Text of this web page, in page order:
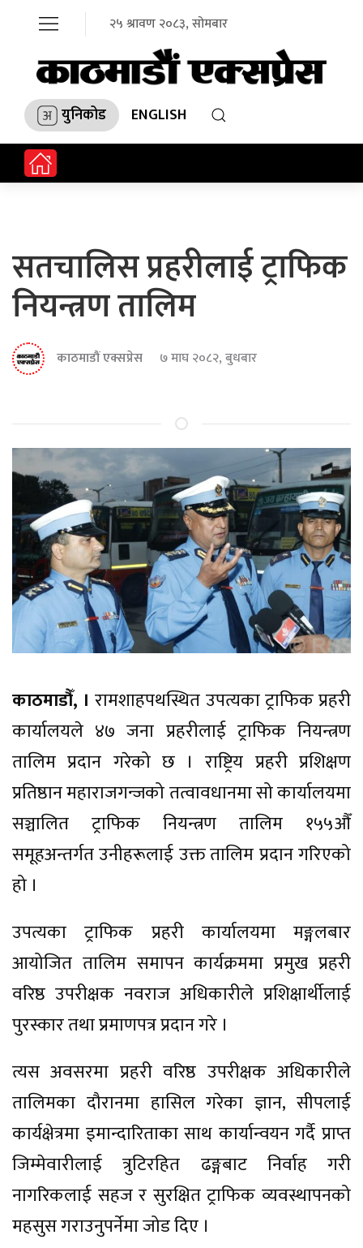
२५ श्रावण २०८३, सोमबार
युनिकोड ENGLISH
सतचालिस प्रहरीलाई ट्राफिक
नियन्त्रण तालिम
काठमाडौं एक्सप्रेस ७ माघ २०८२, बुधबार
काठमाडौँ, । रामशाहपथस्थित उपत्यका ट्राफिक प्रहरी
कार्यालयले ४७ जना प्रहरीलाई ट्राफिक नियन्त्रण
तालिम प्रदान गरेको छ । राष्ट्रिय प्रहरी प्रशिक्षण
प्रतिष्ठान महाराजगन्जको तत्वावधानमा सो कार्यालयमा
सञ्चालित ट्राफिक नियन्त्रण तालिम १५५औँ
समूहअन्तर्गत उनीहरूलाई उक्त तालिम प्रदान गरिएको
हो ।
उपत्यका ट्राफिक प्रहरी कार्यालयमा मङ्गलबार
आयोजित तालिम समापन कार्यक्रममा प्रमुख प्रहरी
वरिष्ठ उपरीक्षक नवराज अधिकारीले प्रशिक्षार्थीलाई
पुरस्कार तथा प्रमाणपत्र प्रदान गरे ।
त्यस अवसरमा प्रहरी वरिष्ठ उपरीक्षक अधिकारीले
तालिमका दौरानमा हासिल गरेका ज्ञान, सीपलाई
कार्यक्षेत्रमा इमान्दारिताका साथ कार्यान्वयन गर्दै प्राप्त
जिम्मेवारीलाई त्रुटिरहित ढङ्गबाट निर्वाह गरी
नागरिकलाई सहज र सुरक्षित ट्राफिक व्यवस्थापनको
महसुस गराउनुपर्नेमा जोड दिए ।